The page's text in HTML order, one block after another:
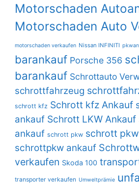
Motorschaden
Motorschaden Auto
motorschaden verkaufen Nissan INFINITI
barankauf Porsche 356
barankauf Schrottauto
schrottfahrzeug
schrott kfz Schrott kfz Ankauf
ankauf Schrott LKW Ankauf
ankauf schrott pkw schrott
schrottpkw ankauf
verkaufen Skoda 100
transporter verkaufen Umweltprämie